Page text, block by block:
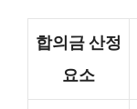
합의금 산정
요소